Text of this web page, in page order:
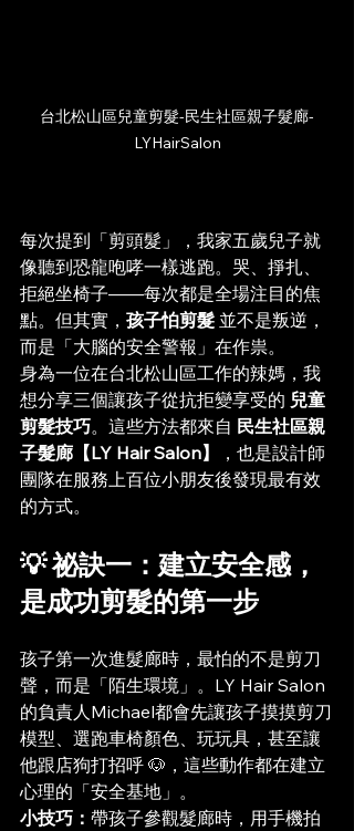
台北松山區兒童剪髮-民生社區親子髮廊-
LYHairSalon
每次提到「剪頭髮」，我家五歲兒子就
像聽到恐龍咆哮一樣逃跑。哭、掙扎、
拒絕坐椅子——每次都是全場注目的焦
點。但其實， 孩子怕剪髮 並不是叛逆，
而是「大腦的安全警報」在作祟。
身為一位在台北松山區工作的辣媽，我
想分享三個讓孩子從抗拒變享受的 兒童
剪髮技巧。這些方法都來自 民生社區親
子髮廊【LY Hair Salon】
，也是設計師
團隊在服務上百位小朋友後發現最有效
的方式。
💡 祕訣一：建立安全感，
是成功剪髮的第一步
孩子第一次進髮廊時，最怕的不是剪刀
聲，而是「陌生環境」。LY Hair Salon
的負責人Michael都會先讓孩子摸摸剪刀
模型、選跑車椅顏色、玩玩具，甚至讓
他跟店狗打招呼 🐶，這些動作都在建立
心理的「安全基地」。
小技巧： 帶孩子參觀髮廊時，用手機拍